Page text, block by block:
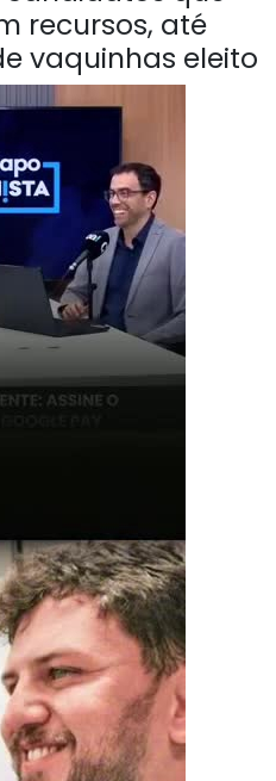
recursos, até
vaquinhas eleito